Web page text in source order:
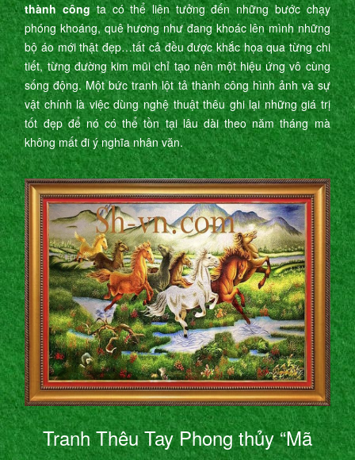
thành côngta có thể liên tưởng đến những bước chạy
phóng khoáng, quê hương như đang khoác lên mình những
bộ áo mới thật đẹp…tất cả đều được khắc họa qua từng chi
tiết, từng đường kim mũi chỉ tạo nên một hiệu ứng vô cùng
sống động. Một bức tranh lột tả thành công hình ảnh và sự
vật chính là việc dùng nghệ thuật thêu ghi lại những giá trị
tốt đẹp để nó có thể tồn tại lâu dài theo năm tháng mà
không mất đi ý nghĩa nhân văn.
Tranh Thêu Tay Phong thủy “Mã